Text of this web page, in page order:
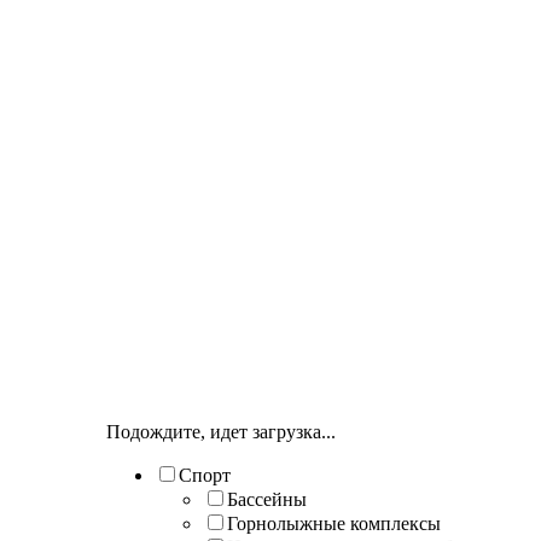
Подождите, идет загрузка...
Спорт
Бассейны
Горнолыжные комплексы